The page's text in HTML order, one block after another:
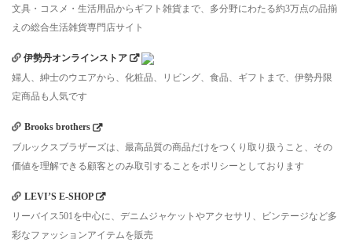
文具・コスメ・生活用品からギフト雑貨まで、多分野にわたる約3万点の品揃
えの総合生活雑貨専門店サイト
伊勢丹オンラインストア
婦人、紳士のウエアから、化粧品、リビング、食品、ギフトまで、伊勢丹限
定商品も人気です
Brooks brothers
ブルックスブラザーズは、最高品質の商品だけをつくり取り扱うこと、その
価値を理解できる顧客とのみ取引することをポリシーとしております
LEVI’S E-SHOP
リーバイス501を中心に、デニムジャケットやアクセサリ、ビンテージなど多
彩なファッションアイテムを販売